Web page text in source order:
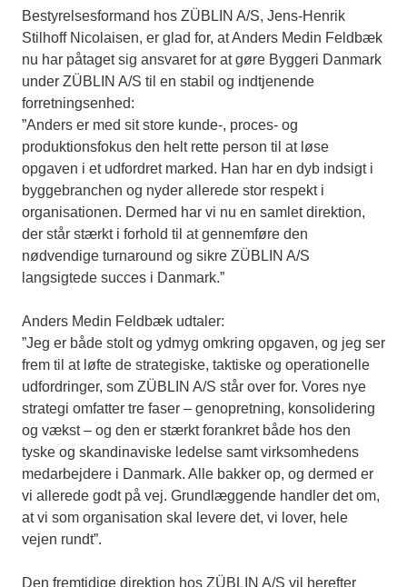
Bestyrelsesformand hos ZÜBLIN A/S, Jens-Henrik
Stilhoff Nicolaisen, er glad for, at Anders Medin Feldbæk
nu har påtaget sig ansvaret for at gøre Byggeri Danmark
under ZÜBLIN A/S til en stabil og indtjenende
forretningsenhed:
”Anders er med sit store kunde-, proces- og
produktionsfokus den helt rette person til at løse
opgaven i et udfordret marked. Han har en dyb indsigt i
byggebranchen og nyder allerede stor respekt i
organisationen. Dermed har vi nu en samlet direktion,
der står stærkt i forhold til at gennemføre den
nødvendige turnaround og sikre ZÜBLIN A/S
langsigtede succes i Danmark.”
Anders Medin Feldbæk udtaler:
”Jeg er både stolt og ydmyg omkring opgaven, og jeg ser
frem til at løfte de strategiske, taktiske og operationelle
udfordringer, som ZÜBLIN A/S står over for. Vores nye
strategi omfatter tre faser – genopretning, konsolidering
og vækst – og den er stærkt forankret både hos den
tyske og skandinaviske ledelse samt virksomhedens
medarbejdere i Danmark. Alle bakker op, og dermed er
vi allerede godt på vej. Grundlæggende handler det om,
at vi som organisation skal levere det, vi lover, hele
vejen rundt”.
Den fremtidige direktion hos ZÜBLIN A/S vil herefter